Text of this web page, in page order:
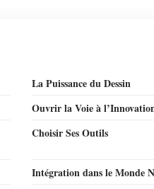
La Puissance du Dessin
Ouvrir la Voie à
Choisir Ses Outils
Intégration dans le Monde